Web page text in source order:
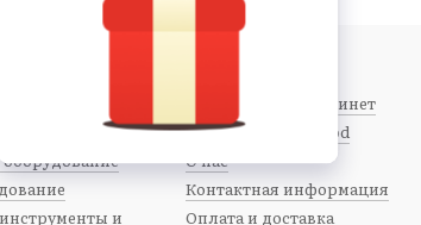
«Вестерн» часто означает
Не Grand Auditorium
GA компактнее и обычно более
оборудование
и
Вход в личный кабинет
Каталог SoundsGood
О нас
Контактная информация
Оплата и доставка